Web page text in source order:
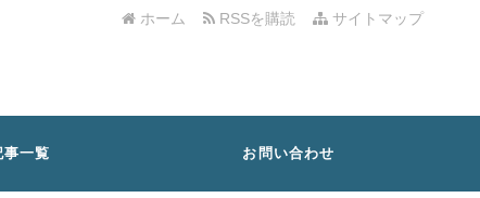
サイトマップ
RSSを購読
ホーム
事一覧 お問い合わせ